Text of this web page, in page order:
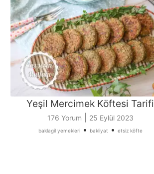
Yeşil Mercimek Köftesi Tarifi
176 Yorum 25 Eylül 2023
baklagil yemekleri• bakliyat • etsiz köfte